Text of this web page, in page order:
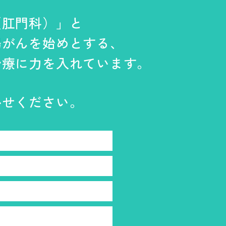
門科）」と
んを始めとする、
に力を入れています。
ください。